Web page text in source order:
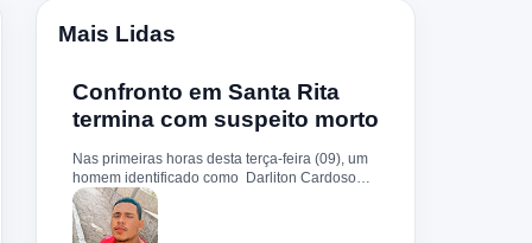
Mais Lidas
Confronto em Santa Rita
termina com suspeito morto
Nas primeiras horas desta terça-feira (09), um
homem identificado como Darliton Cardoso
Pereira morreu após confronto com a Polícia
Militar no povoado Timbotiba, zona rural de
Santa Rita. De acordo com a PM, os policiais